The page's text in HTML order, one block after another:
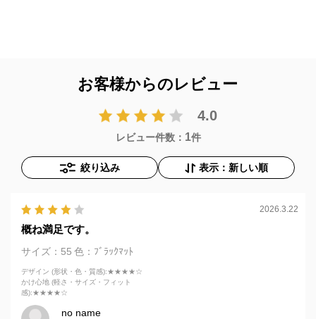
お客様からのレビュー
4.0
レビュー件数： 1件
絞り込み 表示：新しい順
2026.3.22
概ね満足です。
サイズ：55 色：ﾌﾞﾗｯｸﾏｯﾄ
デザイン (形状・色・質感):★★★★☆
かけ心地 (軽さ・サイズ・フィット
感):★★★★☆
no name